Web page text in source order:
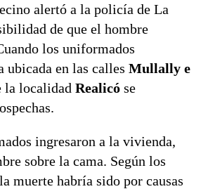
alertó a la policía de La
de que el hombre
los uniformados
ubicada en las calles Mullally e
la localidad Realicó se
ingresaron a la vivienda,
sobre la cama. Según los
muerte habría sido por causas